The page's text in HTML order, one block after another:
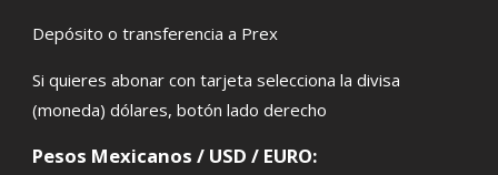
Depósito o transferencia a Prex
Si quieres abonar con tarjeta selecciona la divisa
(moneda) dólares, botón lado derecho
Pesos Mexicanos / USD / EURO: